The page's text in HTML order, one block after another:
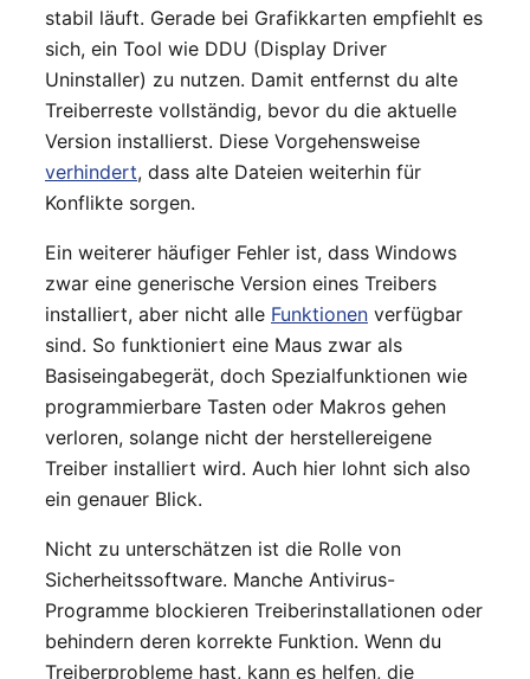
stabil läuft. Gerade bei Grafikkarten empfiehlt es
sich, ein Tool wie DDU (Display Driver
Uninstaller) zu nutzen. Damit entfernst du alte
Treiberreste vollständig, bevor du die aktuelle
Version installierst. Diese Vorgehensweise
verhindert, dass alte Dateien weiterhin für
Konflikte sorgen.
Ein weiterer häufiger Fehler ist, dass Windows
zwar eine generische Version eines Treibers
installiert, aber nicht alle Funktionen verfügbar
sind. So funktioniert eine Maus zwar als
Basiseingabegerät, doch Spezialfunktionen wie
programmierbare Tasten oder Makros gehen
verloren, solange nicht der herstellereigene
Treiber installiert wird. Auch hier lohnt sich also
ein genauer Blick.
Nicht zu unterschätzen ist die Rolle von
Sicherheitssoftware. Manche Antivirus-
Programme blockieren Treiberinstallationen oder
behindern deren korrekte Funktion. Wenn du
Treiberprobleme hast, kann es helfen, die